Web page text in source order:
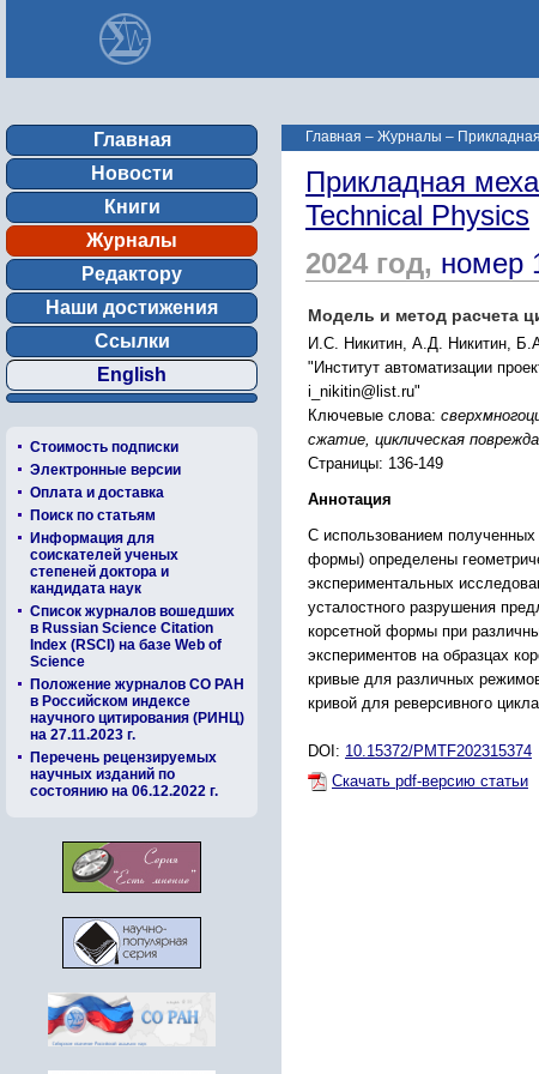
Главная
Новости
Книги
Журналы
Редактору
Наши достижения
Ссылки
English
Стоимость подписки
Электронные версии
Оплата и доставка
Поиск по статьям
Информация для
соискателей ученых
степеней доктора и
кандидата наук
Список журналов вошедших
в Russian Science Citation
Index (RSCI) на базе Web of
Science
Положение журналов СО РАН
в Российском индексе
научного цитирования (РИНЦ)
на 27.11.2023 г.
Перечень рецензируемых
научных изданий по
состоянию на 06.12.2022 г.
Главная – Журналы –
Прикладная
Technical Physics
2024 год, номер
Модель и метод расчета
И.С. Никитин, А.Д. Никитин,
"Институт автоматизации
i_nikitin@list.ru"
Ключевые слова:
сжатие, циклическая
Страницы: 136-149
Аннотация
С использованием
формы) определены
экспериментальных
усталостного разрушения
корсетной формы при
экспериментов на образцах
кривые для различных
кривой для реверсивного цикла
DOI: 10.15372/PMTF202315374
Скачать pdf-версию статьи